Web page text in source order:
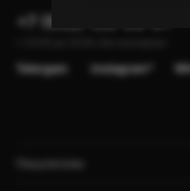
+7 (902) 100-99-91
Telergam instagram*